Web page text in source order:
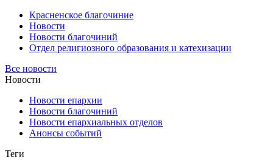
Красненское благочиние
Новости
Новости благочиний
Отдел религиозного образования и катехизации
Все новости
Новости
Новости епархии
Новости благочиний
Новости епархиальных отделов
Анонсы событий
Теги